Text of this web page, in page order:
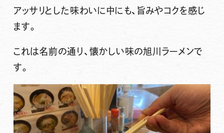
アッサリとした味わいに中にも、旨みやコクを感じ
ます。
これは名前の通り、懐かしい味の旭川ラーメンで
す。